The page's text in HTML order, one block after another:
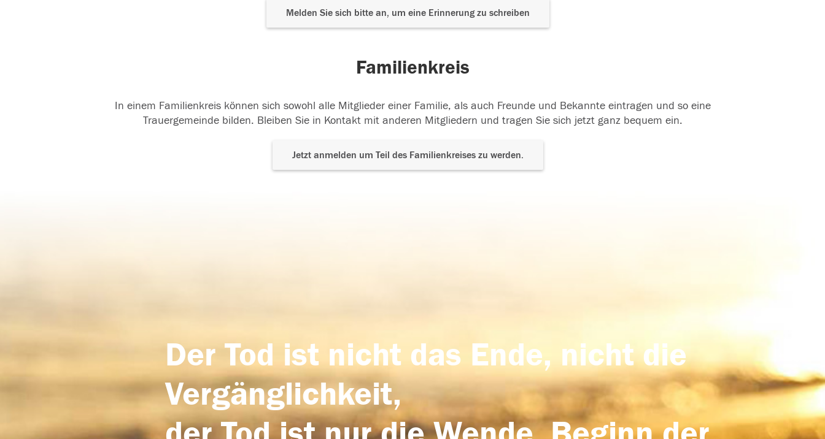
Melden Sie sich bitte an, um eine Erinnerung zu schreiben
Familienkreis
In einem Familienkreis können sich sowohl alle Mitglieder einer Familie, als auch Freunde und Bekannte eintragen und so eine
Trauergemeinde bilden. Bleiben Sie in Kontakt mit anderen Mitgliedern und tragen Sie sich jetzt ganz bequem ein.
Jetzt anmelden um Teil des Familienkreises zu werden.
Der Tod ist nicht das Ende, nicht die
Vergänglichkeit,